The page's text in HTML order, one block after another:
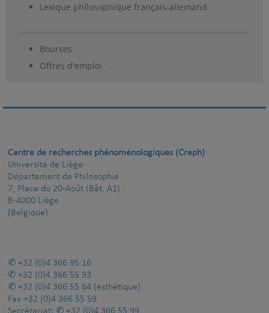
Lexique philosophique français-allemand
Bourses
Offres d'emploi
Centre de recherches phénoménologiques (Creph)
Université de Liège
Département de Philosophie
7, Place du 20-Août (Bât. A1)
B-4000 Liège
(Belgique)
+32 (0)4 366 95 16
+32 (0)4 366 55 93
+32 (0)4 366 55 64 (esthétique)
Fax +32 (0)4 366 55 59